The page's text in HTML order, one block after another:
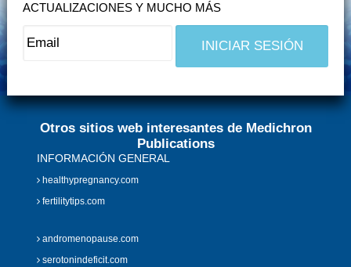
ACTUALIZACIONES Y MUCHO MÁS
Otros sitios web interesantes de Medichron
Publications
INFORMACIÓN GENERAL
healthypregnancy.com
fertilitytips.com
andromenopause.com
serotonindeficit.com